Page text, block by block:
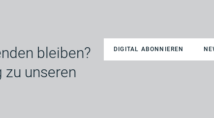
bleiben?
zu unseren
DIGITAL ABONNIEREN